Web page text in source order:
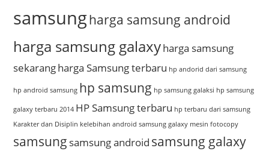
samsungharga samsung android
harga samsung galaxyharga samsung
sekarangharga Samsung terbaru hp andorid dari samsung
hp android samsung hp samsung hp samsung galaksi hp samsung
galaxy terbaru 2014 HP Samsung terbaru hp terbaru dari samsung
Karakter dan Disiplin kelebihan android samsung galaxy mesin fotocopy
samsung samsung android samsung galaxy